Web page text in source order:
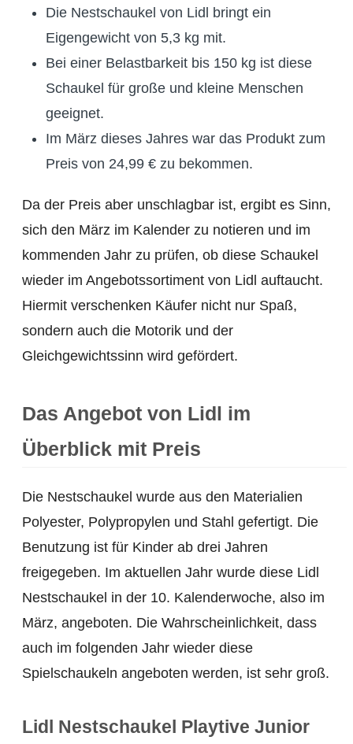
Die Nestschaukel von Lidl bringt ein
Eigengewicht von 5,3 kg mit.
Bei einer Belastbarkeit bis 150 kg ist diese
Schaukel für große und kleine Menschen
geeignet.
Im März dieses Jahres war das Produkt zum
Preis von 24,99 € zu bekommen.
Da der Preis aber unschlagbar ist, ergibt es Sinn,
sich den März im Kalender zu notieren und im
kommenden Jahr zu prüfen, ob diese Schaukel
wieder im Angebotssortiment von Lidl auftaucht.
Hiermit verschenken Käufer nicht nur Spaß,
sondern auch die Motorik und der
Gleichgewichtssinn wird gefördert.
Das Angebot von Lidl im
Überblick mit Preis
Die Nestschaukel wurde aus den Materialien
Polyester, Polypropylen und Stahl gefertigt. Die
Benutzung ist für Kinder ab drei Jahren
freigegeben. Im aktuellen Jahr wurde diese Lidl
Nestschaukel in der 10. Kalenderwoche, also im
März, angeboten. Die Wahrscheinlichkeit, dass
auch im folgenden Jahr wieder diese
Spielschaukeln angeboten werden, ist sehr groß.
Lidl Nestschaukel Playtive Junior